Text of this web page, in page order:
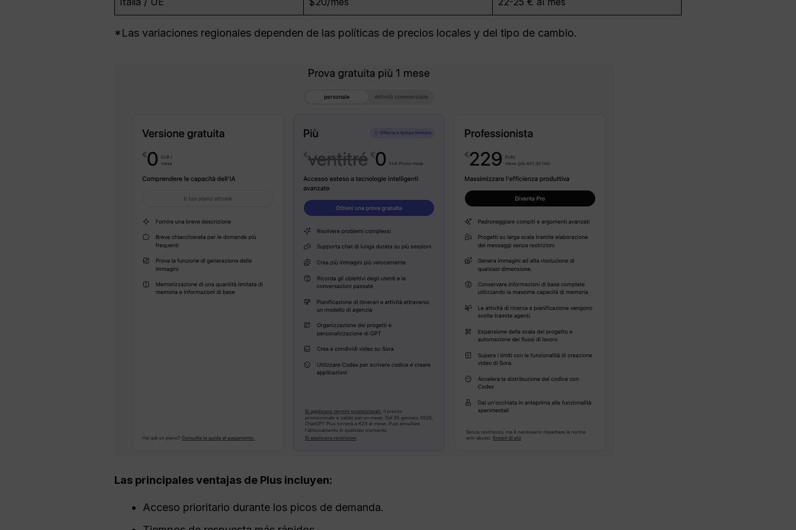
*Las variaciones regionales dependen de las políticas de precios locales y del tipo de cambio.
Las principales ventajas de Plus incluyen:
Acceso prioritario durante los picos de demanda.